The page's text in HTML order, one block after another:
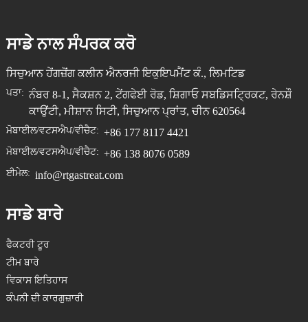
ਸਾਡੇ ਨਾਲ ਸੰਪਰਕ ਕਰੋ
ਸਿਚੁਆਨ ਹੇਂਗਜ਼ੋਂਗ ਕਲੀਨ ਐਨਰਜੀ ਇਕੁਇਪਮੈਂਟ ਕੰ., ਲਿਮਟਿਡ
ਪਤਾ: ਨੰਬਰ 8-1, ਸੈਕਸ਼ਨ 2, ਟੇਂਗਫੇਈ ਰੋਡ, ਸ਼ਿਗਾਓ ਸਬਡਿਸਟ੍ਰਿਕਟ, ਰੇਨਸ਼ੌ
ਕਾਉਂਟੀ, ਮੀਸ਼ਾਨ ਸਿਟੀ, ਸਿਚੁਆਨ ਪ੍ਰਾਂਤ, ਚੀਨ 620564
ਮੋਬਾਈਲ/ਵਟਸਐਪ/ਵੀਚੈਟ: +86 177 8117 4421
ਮੋਬਾਈਲ/ਵਟਸਐਪ/ਵੀਚੈਟ: +86 138 8076 0589
ਈਮੇਲ: info@rtgastreat.com
ਸਾਡੇ ਬਾਰੇ
ਫੈਕਟਰੀ ਟੂਰ
ਟੀਮ ਬਾਰੇ
ਵਿਕਾਸ ਇਤਿਹਾਸ
ਕੰਪਨੀ ਦੀ ਕਾਰਗੁਜ਼ਾਰੀ